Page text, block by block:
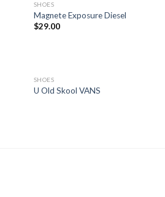
SHOES
Magnete Exposure Diesel
$29.00
SHOES
U Old Skool VANS